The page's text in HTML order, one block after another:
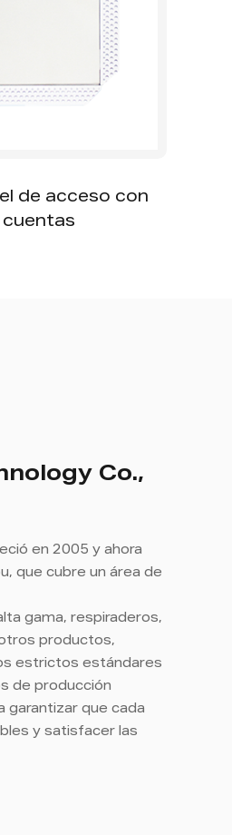
de acceso con
Co.,
en 2005 y ahora
que cubre un área de
gama, respiraderos,
productos,
estrictos estándares
de producción
garantizar que cada
y satisfacer las